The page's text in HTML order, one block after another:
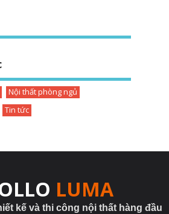
Nội thất phòng ngủ
Tin tức
LUMA
kế và thi công nội thất hàng đầu